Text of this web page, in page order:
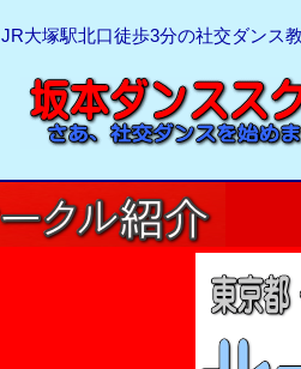
JR大塚駅北口徒歩3分の社交ダンス